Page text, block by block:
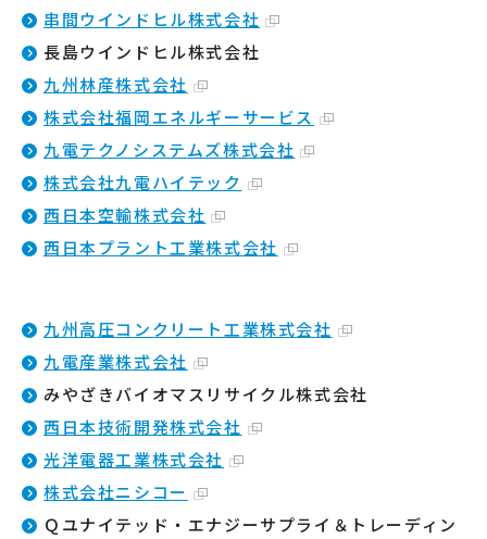
串間ウインドヒル株式会社
長島ウインドヒル株式会社
九州林産株式会社
株式会社福岡エネルギーサービス
九電テクノシステムズ株式会社
株式会社九電ハイテック
西日本空輸株式会社
西日本プラント工業株式会社
九州高圧コンクリート工業株式会社
九電産業株式会社
みやざきバイオマスリサイクル株式会社
西日本技術開発株式会社
光洋電器工業株式会社
株式会社ニシコー
Ｑユナイテッド・エナジーサプライ＆トレーディン